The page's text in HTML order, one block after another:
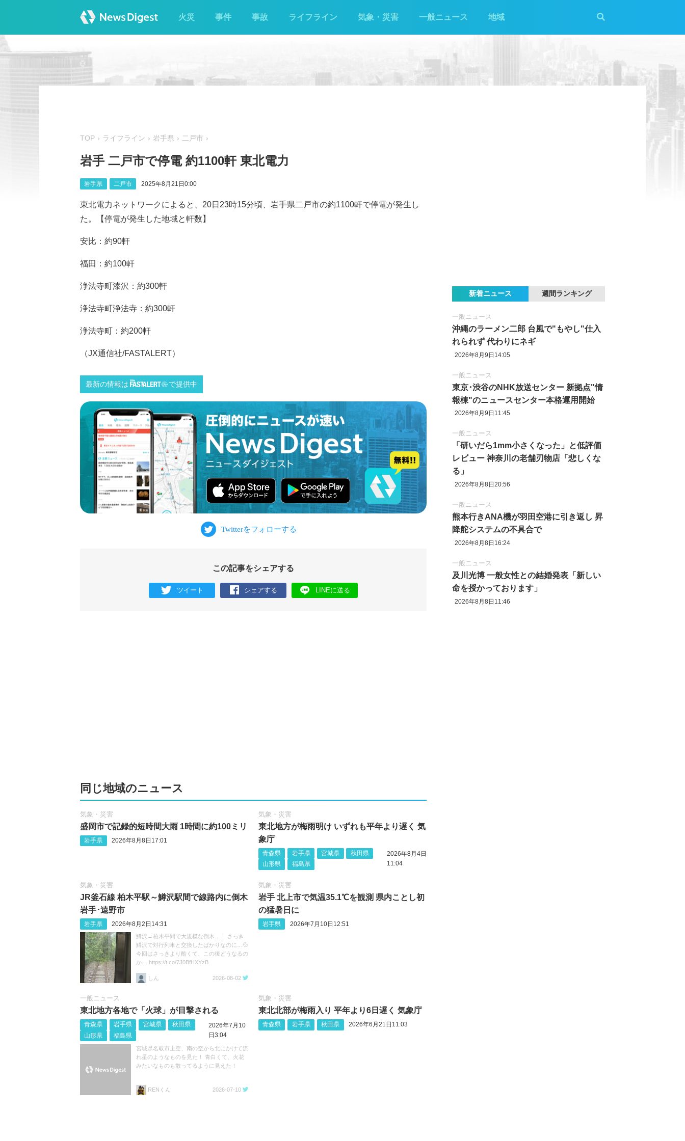
火災 事件 事故 ライフライン 気象・災害 一般ニュース 地域
TOP ライフライン 岩手県 二戸市
岩手 二戸市で停電 約1100軒 東北電力
岩手県 二戸市 2025年8月21日0:00
東北電力ネットワークによると、20日23時15分頃、岩手県二戸市の約1100軒で停電が発生し
た。【停電が発生した地域と軒数】
安比：約90軒
福田：約100軒
浄法寺町漆沢：約300軒
浄法寺町浄法寺：約300軒
浄法寺町：約200軒
（JX通信社/FASTALERT）
最新の情報は で提供中
この記事をシェアする
ツイート シェアする LINEに送る
同じ地域のニュース
気象・災害
盛岡市で記録的短時間大雨 1時間に約100ミリ
岩手県 2026年8月8日17:01
気象・災害
東北地方が梅雨明け いずれも平年より遅く 気
象庁
青森県 岩手県 宮城県
秋田県
山形県
福島県
2026年8月4日
11:04
気象・災害
JR釜石線 柏木平駅～鱒沢駅間で線路内に倒木
岩手･遠野市
岩手県 2026年8月2日14:31
鱒沢→柏木平間で大規模な倒木…！ さっき
鱒沢で対行列車と交換したばかりなのに…💦
今回はさっきより酷くて、この後どうなるの
か… https://t.co/7J0BfHXYzB
しん 2026-08-02
気象・災害
岩手 北上市で気温35.1℃を観測 県内ことし初
の猛暑日に
岩手県 2026年7月10日12:51
一般ニュース
東北地方各地で「火球」が目撃される
青森県 岩手県 宮城県
秋田県
山形県
福島県
2026年7月10
日3:04
宮城県名取市上空、南の空から北にかけて流
れ星のようなものを見た！ 青白くて、火花
みたいなものも散ってるように見えた！
RENくん 2026-07-10
気象・災害
東北北部が梅雨入り 平年より6日遅く 気象庁
青森県 岩手県 秋田県 2026年6月21日11:03
新着ニュース 週間ランキング
一般ニュース
沖縄のラーメン二郎 台風で"もやし"仕入
れられず 代わりにネギ
2026年8月9日14:05
一般ニュース
東京‪･‬渋谷のNHK放送センター 新拠点"情
報棟"のニュースセンター本格運用開始
2026年8月9日11:45
一般ニュース
「研いだら1mm小さくなった」と低評価
レビュー 神奈川の老舗刃物店「悲しくな
る」
2026年8月8日20:56
一般ニュース
熊本行きANA機が羽田空港に引き返し 昇
降舵システムの不具合で
2026年8月8日16:24
一般ニュース
及川光博 一般女性との結婚発表「新しい
命を授かっております」
2026年8月8日11:46